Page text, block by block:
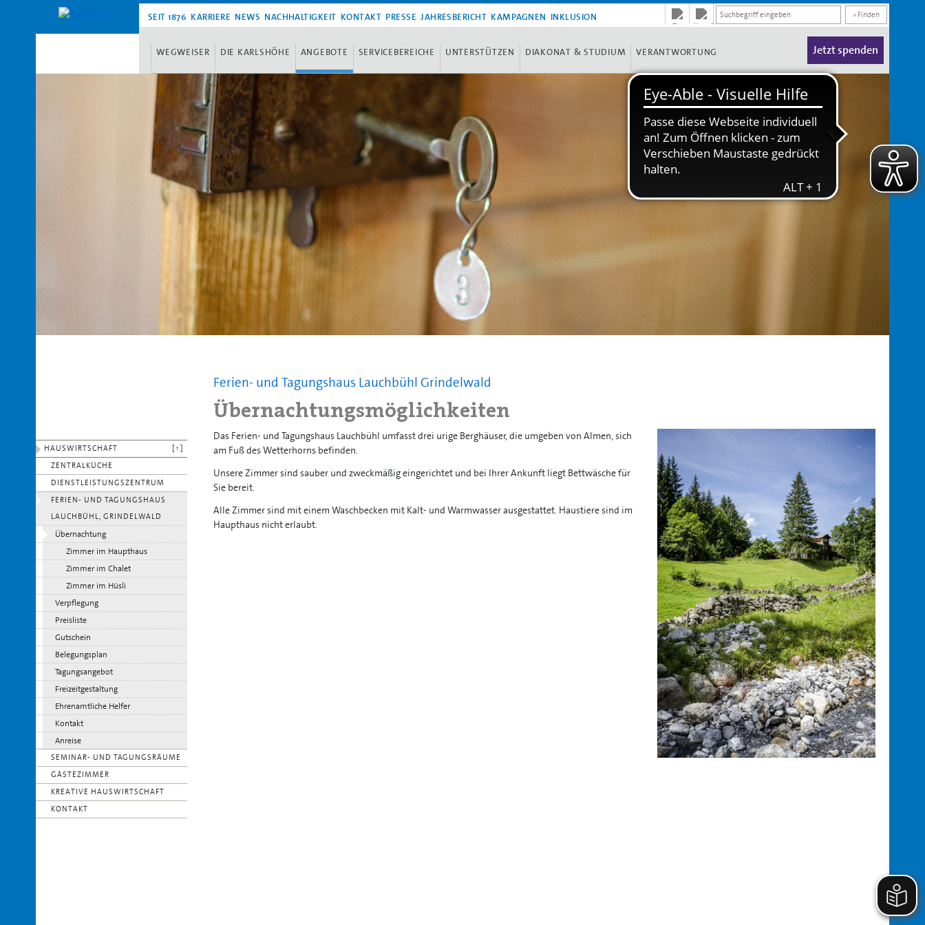
SEIT 1876 KARRIERE NEWS NACHHALTIGKEIT KONTAKT PRESSE JAHRESBERICHT KAMPAGNEN INKLUSION » Finden
WEGWEISER DIE KARLSHÖHE ANGEBOTE SERVICEBEREICHE UNTERSTÜTZEN DIAKONAT & STUDIUM VERANTWORTUNG Jetzt spenden
[↑]
HAUSWIRTSCHAFT
ZENTRALKÜCHE
DIENSTLEISTUNGSZENTRUM
FERIEN- UND TAGUNGSHAUS
LAUCHBÜHL, GRINDELWALD
Übernachtung
Zimmer im Haupthaus
Zimmer im Chalet
Zimmer im Hüsli
Verpflegung
Preisliste
Gutschein
Belegungsplan
Tagungsangebot
Freizeitgestaltung
Ehrenamtliche Helfer
Kontakt
Anreise
SEMINAR- UND TAGUNGSRÄUME
GÄSTEZIMMER
KREATIVE HAUSWIRTSCHAFT
KONTAKT
Ferien- und Tagungshaus Lauchbühl Grindelwald
Übernachtungsmöglichkeiten
Das Ferien- und Tagungshaus Lauchbühl umfasst drei urige Berghäuser, die umgeben von Almen, sich
am Fuß des Wetterhorns befinden.
Unsere Zimmer sind sauber und zweckmäßig eingerichtet und bei Ihrer Ankunft liegt Bettwäsche für
Sie bereit.
Alle Zimmer sind mit einem Waschbecken mit Kalt- und Warmwasser ausgestattet. Haustiere sind im
Haupthaus nicht erlaubt.